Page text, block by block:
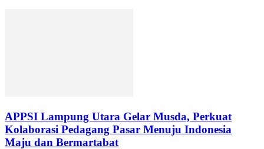
APPSI Lampung Utara Gelar Musda, Perkuat
Kolaborasi Pedagang Pasar Menuju Indonesia
Maju dan Bermartabat